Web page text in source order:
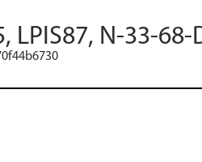
LPIS87, N-33-